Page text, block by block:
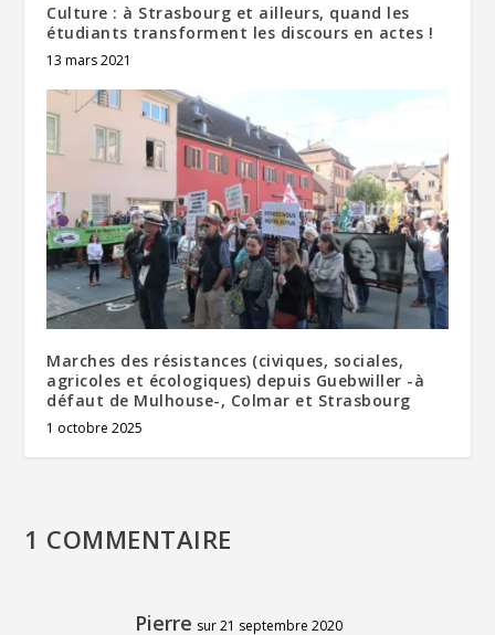
Culture : à Strasbourg et ailleurs, quand les
étudiants transforment les discours en actes !
13 mars 2021
Marches des résistances (civiques, sociales,
agricoles et écologiques) depuis Guebwiller -à
défaut de Mulhouse-, Colmar et Strasbourg
1 octobre 2025
1 COMMENTAIRE
Pierre sur 21 septembre 2020